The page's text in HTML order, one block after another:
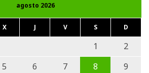
agosto 2026
X J V S D
1
2
5 6 7 8
9